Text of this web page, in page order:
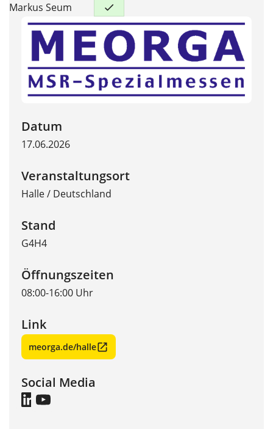
Markus Seum
Datum
17.06.2026
Veranstaltungsort
Halle/ Deutschland
Stand
G4H4
Öffnungszeiten
08:00-16:00 Uhr
Link
meorga.de/halle
Social Media